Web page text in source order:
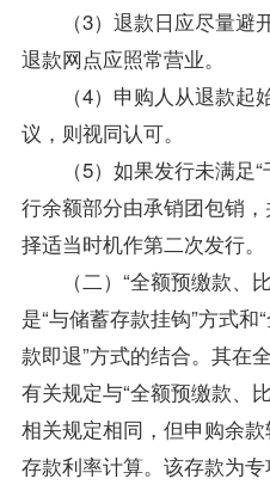
（3）退款日应尽量避
退款网点应照常营业。
（4）申购人从退款起
议，则视同认可。
（5）如果发行未满足“
行余额部分由承销团包销
择适当时机作第二次发行。
（二）“全额预缴款、比
是“与储蓄存款挂钩”方式
款即退”方式的结合。其在
有关规定与“全额预缴款、
相关规定相同，但申购余
存款利率计算。该存款为